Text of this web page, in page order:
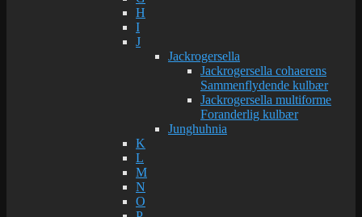
H
I
J
Jackrogersella
Jackrogersella cohaerens
Sammenflydende kulbær
Jackrogersella multiforme
Foranderlig kulbær
Junghuhnia
K
L
M
N
O